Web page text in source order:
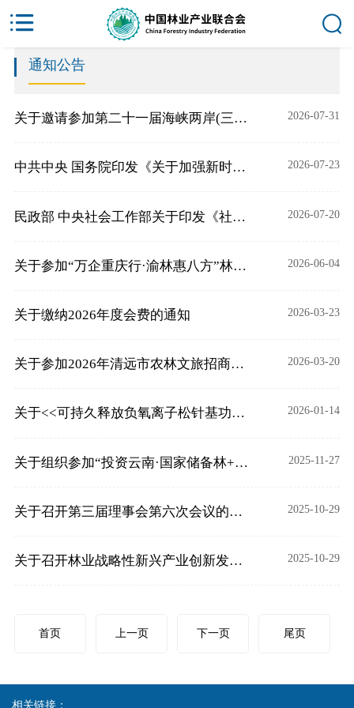
通知公告
关于邀请参加第二十一届海峡两岸(三明)林业博览会暨2026年永安竹博会的通知 2026-07-31
中共中央 国务院印发《关于加强新时代社会工作的意见》 2026-07-23
民政部 中央社会工作部关于印发《社会组织评比表彰活动管理办法》的通知 2026-07-20
关于参加“万企重庆行·渝林惠八方”林业产业对接活动的通知 2026-06-04
关于缴纳2026年度会费的通知 2026-03-23
关于参加2026年清远市农林文旅招商推介会的通知 2026-03-20
关于<<可持久释放负氧离子松针基功能材料制造技术与应用>>通过科技成果评价的公示 2026-01-14
关于组织参加“投资云南·国家储备林+配套林草产业”投资政策说明会的通知 2025-11-27
关于召开第三届理事会第六次会议的通知 2025-10-29
关于召开林业战略性新兴产业创新发展会和投资对接会的通知 2025-10-29
首页 上一页 下一页 尾页
相关链接：